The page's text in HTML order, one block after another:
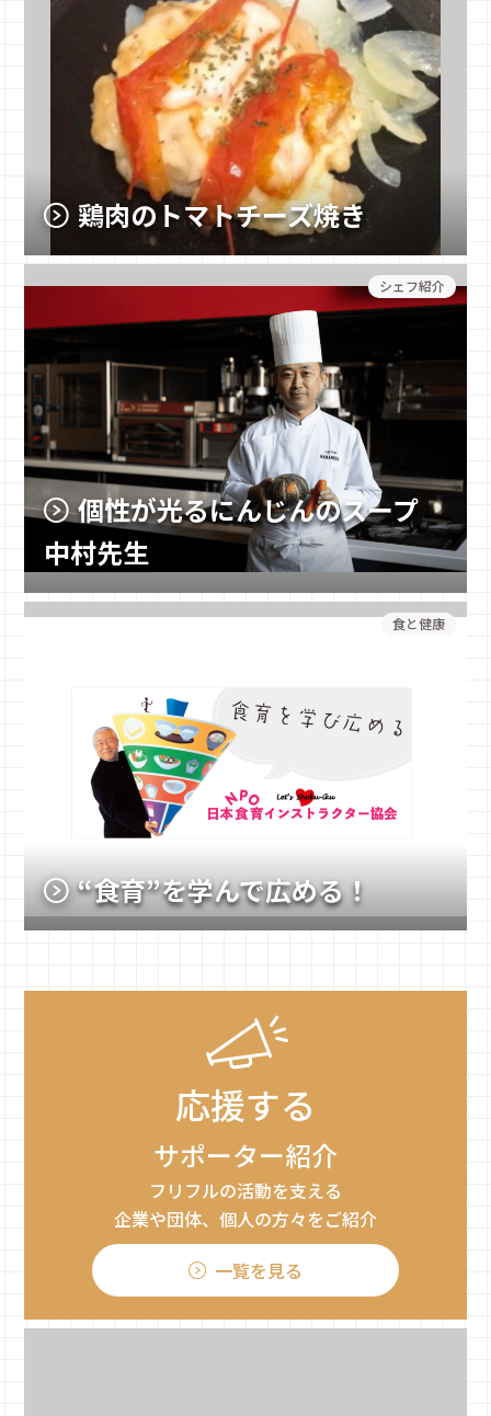
鶏肉のトマトチーズ焼き
個性が光るにんじんのスープ
中村先生
シェフ紹介
“食育”を学んで広める！
食と健康
応援する
サポーター紹介
フリフルの活動を支える
企業や団体、個人の方々をご紹介
一覧を見る